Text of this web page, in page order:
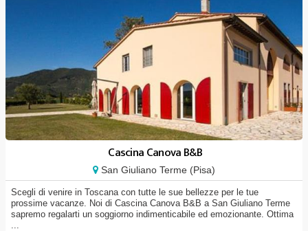
Cascina Canova B&B
San Giuliano Terme (Pisa)
Scegli di venire in Toscana con tutte le sue bellezze per le tue
prossime vacanze. Noi di Cascina Canova B&B a San Giuliano Terme
sapremo regalarti un soggiorno indimenticabile ed emozionante. Ottima
...